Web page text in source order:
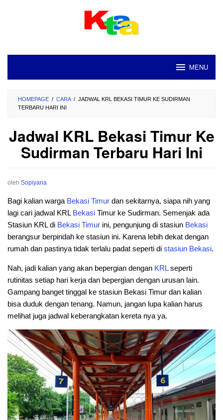
MENU
HOMEPAGE / CARA / JADWAL KRL BEKASI TIMUR KE SUDIRMAN
TERBARU HARI INI
Jadwal KRL Bekasi Timur Ke
Sudirman Terbaru Hari Ini
oleh Sopiyana
Bagi kalian warga Bekasi Timur dan sekitarnya, siapa nih yang
lagi cari jadwal KRL Bekasi Timur ke Sudirman. Semenjak ada
Stasiun KRL di Bekasi Timur ini, pengunjung di stasiun Bekasi
berangsur berpindah ke stasiun ini. Karena lebih dekat dengan
rumah dan pastinya tidak terlalu padat seperti di stasiun Bekasi.
Nah, jadi kalian yang akan bepergian dengan KRLseperti
rutinitas setiap hari kerja dan bepergian dengan urusan lain.
Gampang banget tinggal ke stasiun Bekasi Timur dan kalian
bisa duduk dengan tenang. Namun, jangan lupa kalian harus
melihat juga jadwal keberangkatan kereta nya ya.